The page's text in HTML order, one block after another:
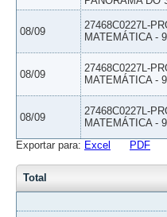
08/09
27468C0227L-
MATEMÁTICA -
08/09
27468C0227L-
MATEMÁTICA -
08/09
27468C0227L-
MATEMÁTICA -
Exportar para: Excel PDF
Total